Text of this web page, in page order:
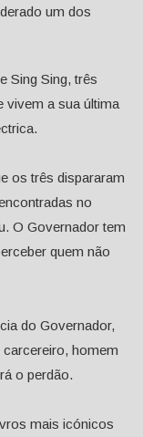
um dos
Sing Sing, três
vivem a sua última
os três dispararam
no
O Governador tem
quem não
do Governador,
homem
o perdão.
mais icónicos